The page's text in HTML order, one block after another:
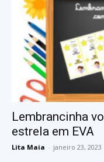
Lembrancinha
estrela em EVA
Lita Maia - janeiro 23, 2023